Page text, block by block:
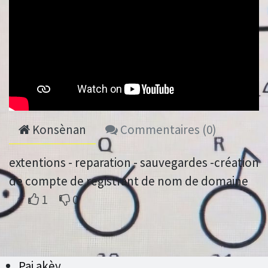
Konsènan Commentaires (0)
extentions - reparation - sauvegardes -création
de compte de registrant de nom de domaine
1
0